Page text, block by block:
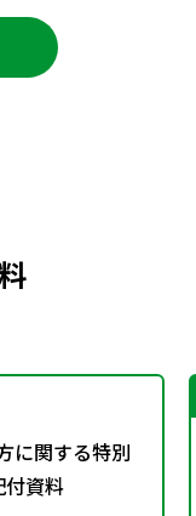
に関する特別
資料